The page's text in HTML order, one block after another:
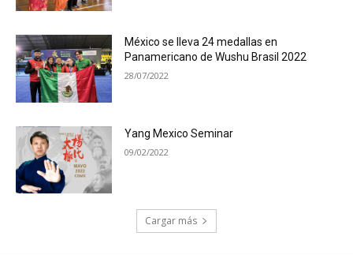
México se lleva 24 medallas en
Panamericano de Wushu Brasil 2022
28/07/2022
Yang Mexico Seminar
09/02/2022
Cargar más